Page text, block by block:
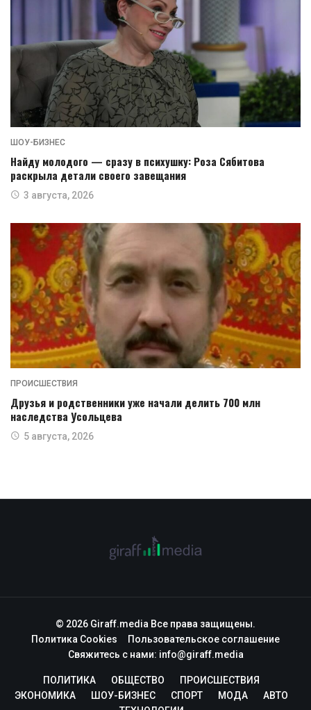
ШОУ-БИЗНЕС
Найду молодого — сразу в психушку: Роза Сябитова
раскрыла детали своего завещания
3 августа, 2026
ПРОИСШЕСТВИЯ
Друзья и родственники уже начали делить 700 млн
наследства Усольцева
5 августа, 2026
© 2026 Giraff.media Все права защищены.
Политика Cookies
Пользовательское соглашение
Свяжитесь с нами: info@giraff.media
ПОЛИТИКА ОБЩЕСТВО
ПРОИСШЕСТВИЯ
ЭКОНОМИКА
ШОУ-БИЗНЕС СПОРТ МОДА
АВТО